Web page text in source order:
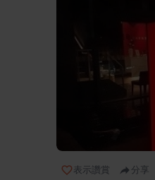
表示讚賞 分享